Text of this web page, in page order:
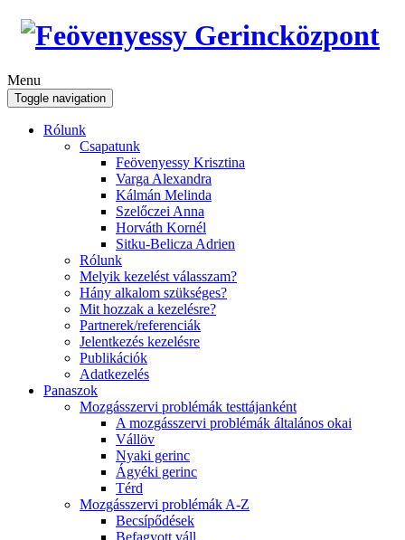
Menu
Toggle navigation
Rólunk
Csapatunk
Feövenyessy Krisztina
Varga Alexandra
Kálmán Melinda
Szelőczei Anna
Horváth Kornél
Sitku-Belicza Adrien
Rólunk
Melyik kezelést válasszam?
Hány alkalom szükséges?
Mit hozzak a kezelésre?
Partnerek/referenciák
Jelentkezés kezelésre
Publikációk
Adatkezelés
Panaszok
Mozgásszervi problémák testtájanként
A mozgásszervi problémák általános okai
Vállöv
Nyaki gerinc
Ágyéki gerinc
Térd
Mozgásszervi problémák A-Z
Becsípődések
Befagyott váll